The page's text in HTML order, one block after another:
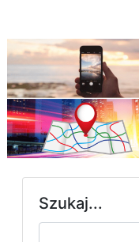
Szukaj...